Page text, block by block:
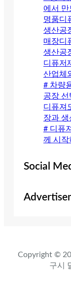
에서 만
명품디
생산공
매장디
생산공
디퓨저
산업체
# 차량
공장 선
디퓨져
장과 생
# 디퓨
께 시작
Social
Copyright ©
구시